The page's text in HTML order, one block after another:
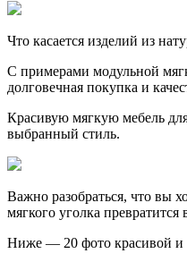
Что касается изделий из
С примерами модульной
долговечная покупка и
Красивую мягкую мебель
выбранный стиль.
Важно разобраться, что вы
мягкого уголка
Ниже — 20 фото красивой и